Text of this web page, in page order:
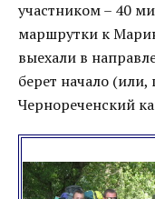
участником – 40
маршрутки к
выехали в
берет начало (или,
Чернореченский